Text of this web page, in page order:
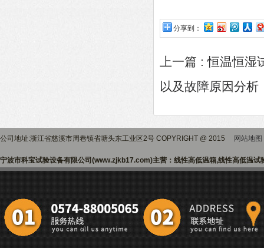
分享到：
上一篇 :恒温恒湿
以及故障原因分析
公司地址:浙江省慈溪市周巷镇省塘头东工业区2号 COPYRIGHT @ 2015 网站地图
宁波市科宝试验设备有限公司(www.zjkb17.com)主营：线性高低温箱,线性高低温